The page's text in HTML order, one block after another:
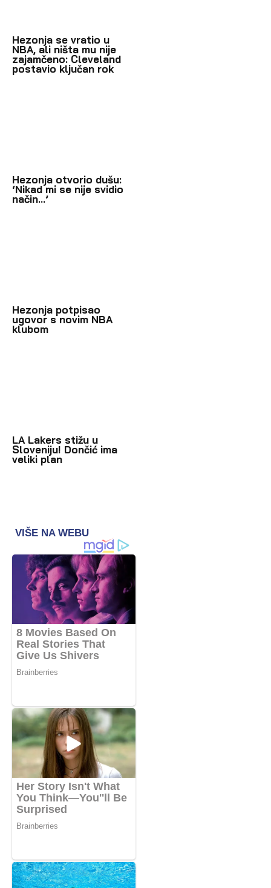
Hezonja se vratio u
NBA, ali ništa mu nije
zajamčeno: Cleveland
postavio ključan rok
Hezonja otvorio dušu:
‘Nikad mi se nije svidio
način…’
Hezonja potpisao
ugovor s novim NBA
klubom
LA Lakers stižu u
Sloveniju! Dončić ima
veliki plan